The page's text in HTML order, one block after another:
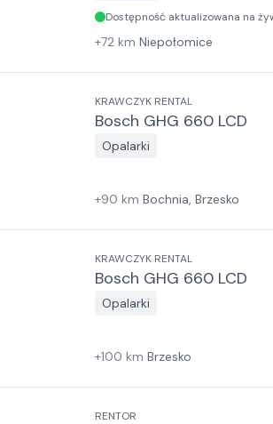
Dostępność aktualizowana na
+72 km Niepołomice
KRAWCZYK RENTAL
Bosch GHG 660 LCD
Opalarki
+90 km Bochnia, Brzesko
KRAWCZYK RENTAL
Bosch GHG 660 LCD
Opalarki
+100 km Brzesko
RENTOR